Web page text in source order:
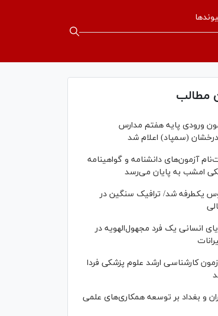
مطالب
ورودی پایه هفتم مدارس
(سمپاد) اعلام شد
آزمون‌های دانشنامه و گواهینامه
امشب به پایان می‌رسد
یکطرفه شد/ ترافیک سنگین در
انسانی یک فرد مجهول‌الهویه در
کارشناسی ارشد علوم پزشکی فردا
و بغداد بر توسعه همکاری‌های علمی